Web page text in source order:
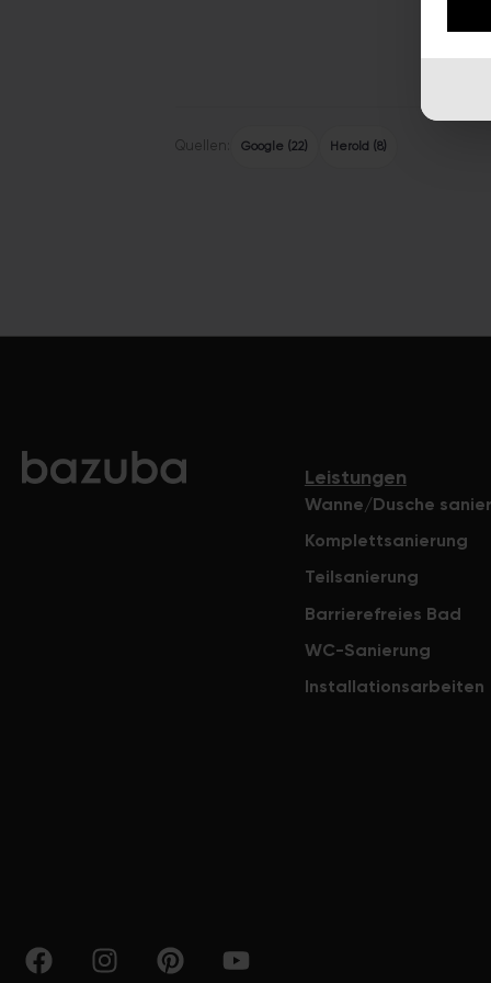
Quellen: Google (22) Herold (8)
Leistungen
Wanne/Dusche
Komplettsanierung
Teilsanierung
Barrierefreies Bad
WC-Sanierung
Installationsarbeiten